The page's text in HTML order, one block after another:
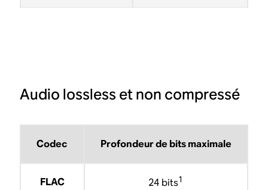
Audio lossless et non compressé
Codec Profondeur de bits maximale
FLAC 24 bits1